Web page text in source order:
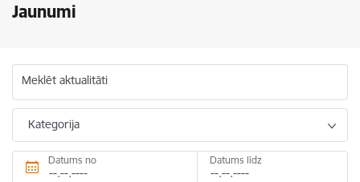
Jaunumi
Meklēt aktualitāti
Kategorija
Datums no Datums līdz